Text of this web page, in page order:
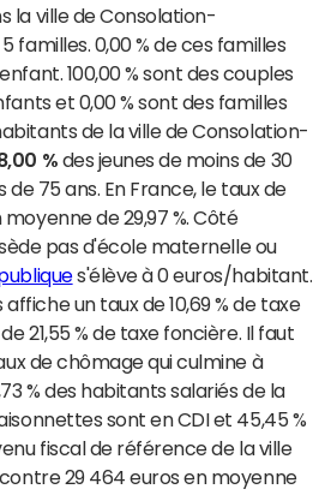
la ville de Consolation-
familles. 0,00 % de ces familles
100,00 % sont des couples
et 0,00 % sont des familles
de la ville de Consolation-
% des jeunes de moins de 30
de 75 ans. En France, le taux de
de 29,97 %. Côté
pas d'école maternelle ou
s'élève à 0 euros/habitant.
un taux de 10,69 % de taxe
21,55 % de taxe foncière. Il faut
de chômage qui culmine à
% des habitants salariés de la
sont en CDI et 45,45 %
fiscal de référence de la ville
29 464 euros en moyenne